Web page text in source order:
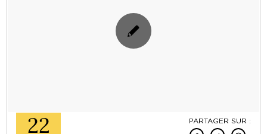
22 PARTAGER SUR :